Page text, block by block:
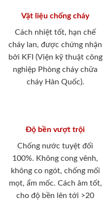
Vật liệu chống cháy
Cách nhiệt tốt, hạn chế
cháy lan, được chứng nhận
bởi KFI (Viện kỹ thuật công
nghiệp Phòng cháy chữa
cháy Hàn Quốc).
Độ bền vượt trội
Chống nước tuyệt đối
100%. Không cong vênh,
không co ngót, chống mối
mọt, ẩm mốc. Cách âm tốt,
cho độ bền lên tới >20